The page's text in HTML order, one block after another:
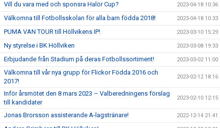
Vill du vara med och sponsra Halör Cup? 2023-04-18 10:36
Välkomna till Fotbollsskolan för alla barn födda 2018! 2023-04-18 10:33
PUMA VAN TOUR till Höllvikens IP! 2023-03-10 15:29
Ny styrelse i BK Höllviken 2023-03-08 19:33
Erbjudande från Stadium på deras Fotbollssortiment! 2023-03-02 11:00
Välkomna till vår nya grupp för Flickor Födda 2016 och
2017!
2023-02-12 18:16
Inför årsmötet den 8 mars 2023 – Valberedningens förslag
till kandidater
2023-02-10 12:15
Jonas Brorsson assisterande A-lagstränare! 2022-12-14 21:41